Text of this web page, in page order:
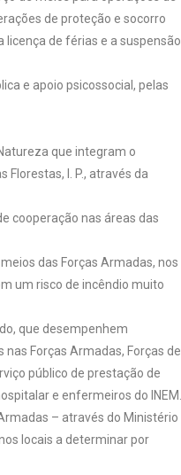
de proteção e socorro
de férias e a suspensão
e apoio psicossocial, pelas
que integram o
I. P., através da
cooperação nas áreas das
das Forças Armadas, nos
um risco de incêndio muito
que desempenhem
Forças Armadas, Forças de
público de prestação de
e enfermeiros do INEM.
– através do Ministério
locais a determinar por